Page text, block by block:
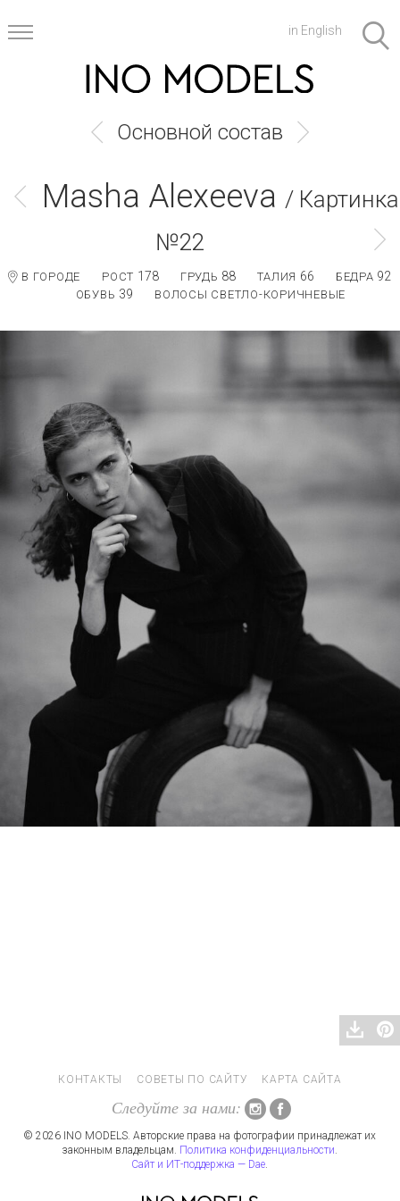
in English
Основной состав
Masha Alexeeva / Картинка
№22
В ГОРОДЕ РОСТ 178 ГРУДЬ 88 ТАЛИЯ 66 БЕДРА 92
ОБУВЬ 39 ВОЛОСЫ СВЕТЛО-КОРИЧНЕВЫЕ
КОНТАКТЫ СОВЕТЫ ПО САЙТУ КАРТА САЙТА
Следуйте за нами:
© 2026 INO MODELS. Авторские права на фотографии принадлежат их
законным владельцам. Политика конфиденциальности.
Сайт и ИТ-поддержка — Dae.